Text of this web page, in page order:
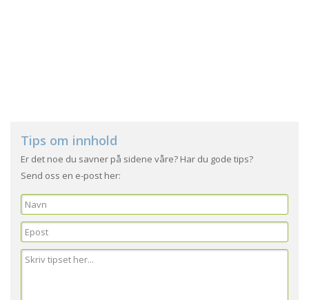
Tips om innhold
Er det noe du savner på sidene våre? Har du gode tips?
Send oss en e-post her: